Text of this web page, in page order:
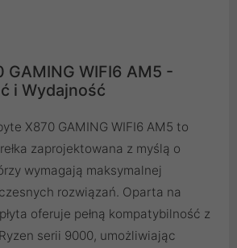
GAMING WIFI6 AM5 -
i Wydajność
X870 GAMING WIFI6 AM5 to
zaprojektowana z myślą o
wymagają maksymalnej
rozwiązań. Oparta na
oferuje pełną kompatybilność z
serii 9000, umożliwiając